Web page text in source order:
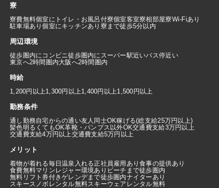
寮
寮費無料個室にトイレ・お風呂付寮個室客室寮相部屋寮Wi-Fiあり
駐車場あり個室にキッチンあり 寮まで徒歩5分以内
周辺環境
徒歩圏内にコンビニ徒歩圏内にスーパー駅近いバス停近い
東京へ2時間圏内大阪へ2時間圏内
時給
1,200円以上1,300円以上1,400円以上1,500円以上
勤務条件
通し勤務自宅からの通い友人同士OK稼げる(総支給25万円以上)
髪色明るくてもOK革靴・パンプス以外OK交通費支給3万円以上
交通費支給4万円以上交通費支給5万円以上
メリット
着物が着れる毎日温泉入れる正社員雇用あり食事の提供あり
食費無料マリンレジャー環境あり ビーチまで徒歩圏内
無料リフト券付きゲレンデまで徒歩圏内ナイターあり
スキースノボレンタル無料スキーウェアレンタル無料